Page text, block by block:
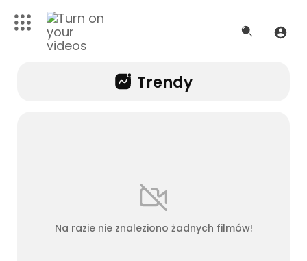
Trendy
Na razie nie znaleziono żadnych filmów!